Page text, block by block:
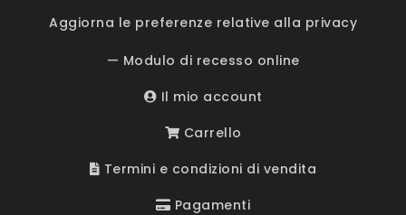
Aggiorna le preferenze relative alla privacy
— Modulo di recesso online
Il mio account
Carrello
Termini e condizioni di vendita
Pagamenti